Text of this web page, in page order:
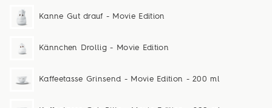
Kanne Gut drauf - Movie Edition
Kännchen Drollig - Movie Edition
Kaffeetasse Grinsend - Movie Edition - 200 ml